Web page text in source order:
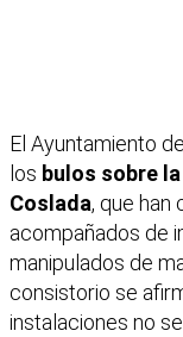
El Ayuntamiento
los bulos sobre
Coslada, que han
acompañados de
manipulados de
consistorio se
instalaciones no